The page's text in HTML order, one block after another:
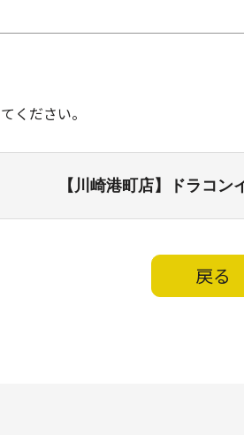
ください。
【川崎港町店】ドラコン
戻る